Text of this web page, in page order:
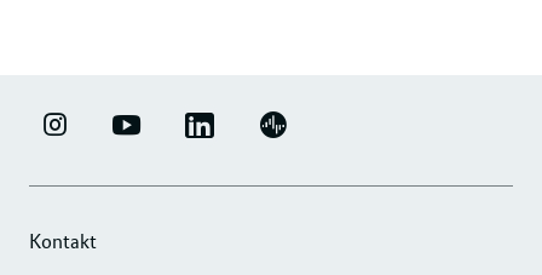
ERFOLGSFAKTOR
INSTAGRAM
YOUTUBE LINKEDIN
UNTERNEHMENSNETZWERK
PODIGEE
Kontakt